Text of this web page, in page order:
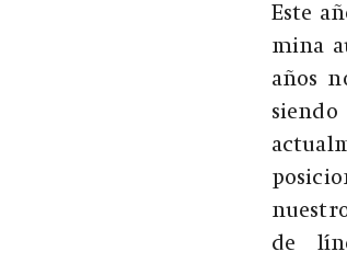
Este
mina
años
de